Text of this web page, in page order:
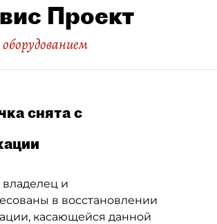
Проект
оборудованием
снята с
и
в восстановлении
касающейся данной